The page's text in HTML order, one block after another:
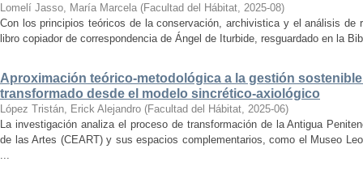
Lomelí Jasso, María Marcela (Facultad del Hábitat, 2025-08)
Con los principios teóricos de la conservación, archivistica y el análisis de
libro copiador de correspondencia de Ángel de Iturbide, resguardado en la
Aproximación teórico-metodológica a la gestión
transformado desde el modelo sincrético-axiológico
López Tristán, Erick Alejandro (Facultad del Hábitat, 2025-06)
La investigación analiza el proceso de transformación de la Antigua
de las Artes (CEART) y sus espacios complementarios, como el Museo
...